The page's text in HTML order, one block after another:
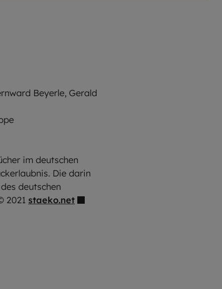
Beyerle, Gerald
im deutschen
Die darin
deutschen
2021 staeko.net